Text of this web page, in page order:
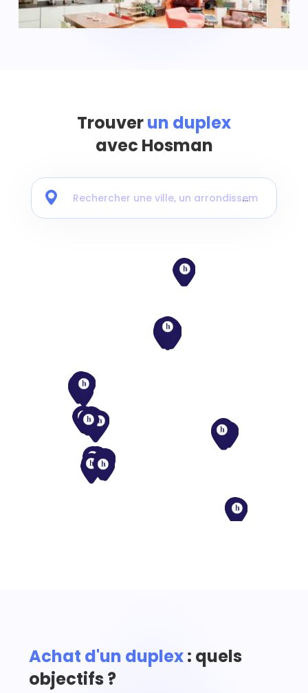
Trouverun duplex
avec Hosman
Rechercher une ville, un arrondissement
Achat d'un duplex: quels
objectifs ?